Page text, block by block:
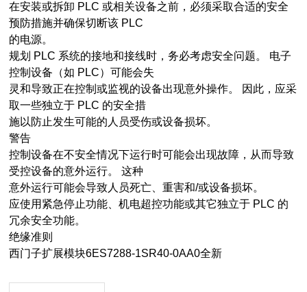
在安装或拆卸 PLC 或相关设备之前，必须采取合适的安全
预防措施并确保切断该 PLC
的电源。
规划 PLC 系统的接地和接线时，务必考虑安全问题。 电子
控制设备（如 PLC）可能会失
灵和导致正在控制或监视的设备出现意外操作。 因此，应采
取一些独立于 PLC 的安全措
施以防止发生可能的人员受伤或设备损坏。
警告
控制设备在不安全情况下运行时可能会出现故障，从而导致
受控设备的意外运行。 这种
意外运行可能会导致人员死亡、重害和/或设备损坏。
应使用紧急停止功能、机电超控功能或其它独立于 PLC 的
冗余安全功能。
绝缘准则
西门子扩展模块6ES7288-1SR40-0AA0全新